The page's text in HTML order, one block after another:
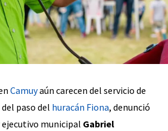
Camuyaún carecen del servicio de
paso del huracán Fiona, denunció
municipal Gabriel